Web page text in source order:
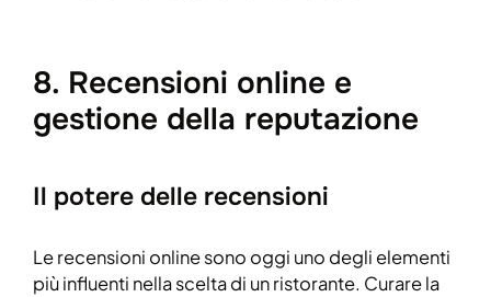
8. Recensioni online e
gestione della reputazione
Il potere delle recensioni
Le recensioni online sono oggi uno degli elementi
più influenti nella scelta di un ristorante. Curare la